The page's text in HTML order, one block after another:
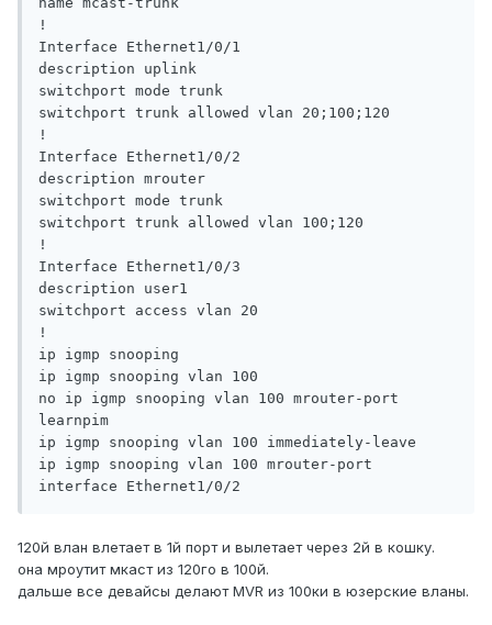
!
Interface Ethernet1/0/1
description uplink
switchport mode trunk
switchport trunk allowed vlan 20;100;120
!
Interface Ethernet1/0/2
description mrouter
switchport mode trunk
switchport trunk allowed vlan 100;120
!
Interface Ethernet1/0/3
description user1
switchport access vlan 20
!
ip igmp snooping
ip igmp snooping vlan 100
no ip igmp snooping vlan 100 mrouter-port
learnpim
ip igmp snooping vlan 100 immediately-leave
ip igmp snooping vlan 100 mrouter-port
120й влан влетает в 1й порт и вылетает через 2й в кошку.
она мроутит мкаст из 120го в 100й.
дальше все девайсы делают MVR из 100ки в юзерские вланы.